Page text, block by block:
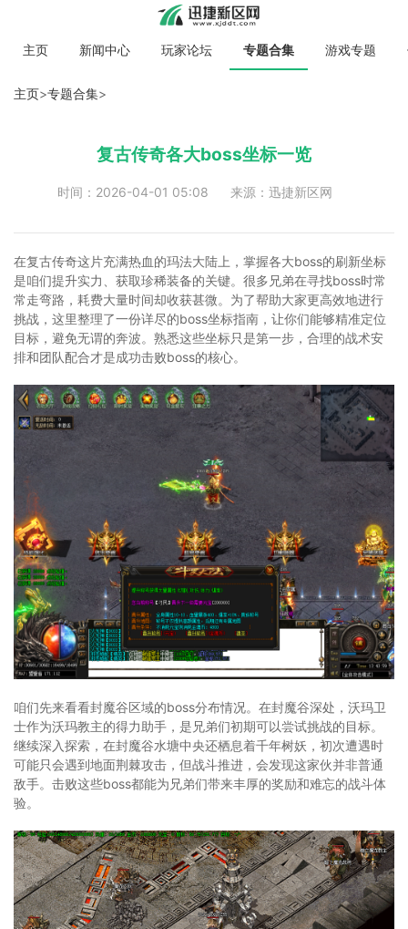
主页 新闻中心 玩家论坛 专题合集 游戏专题
主页>专题合集>
复古传奇各大boss坐标一览
时间：2026-04-01 05:08 来源：迅捷新区网
在复古传奇这片充满热血的玛法大陆上，掌握各大boss的刷新坐标
是咱们提升实力、获取珍稀装备的关键。很多兄弟在寻找boss时常
常走弯路，耗费大量时间却收获甚微。为了帮助大家更高效地进行
挑战，这里整理了一份详尽的boss坐标指南，让你们能够精准定位
目标，避免无谓的奔波。熟悉这些坐标只是第一步，合理的战术安
排和团队配合才是成功击败boss的核心。
咱们先来看看封魔谷区域的boss分布情况。在封魔谷深处，沃玛卫
士作为沃玛教主的得力助手，是兄弟们初期可以尝试挑战的目标。
继续深入探索，在封魔谷水塘中央还栖息着千年树妖，初次遭遇时
可能只会遇到地面荆棘攻击，但战斗推进，会发现这家伙并非普通
敌手。击败这些boss都能为兄弟们带来丰厚的奖励和难忘的战斗体
验。